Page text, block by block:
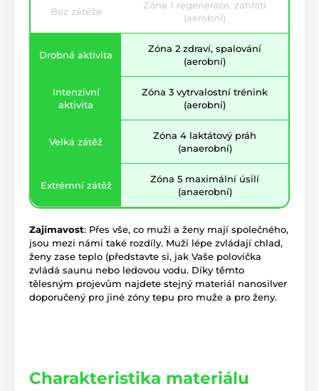
Bez zátěže
Zóna 1 regenerace, zahřátí
(aerobní)
Drobná aktivita
Zóna 2 zdraví, spalování
(aerobní)
Intenzivní
aktivita
Zóna 3 vytrvalostní trénink
(aerobní)
Velká zátěž
Zóna 4 laktátový práh
(anaerobní)
Extrémní zátěž
Zóna 5 maximální úsilí
(anaerobní)
Zajímavost: Přes vše, co muži a ženy mají společného,
jsou mezi námi také rozdíly. Muži lépe zvládají chlad,
ženy zase teplo (představte si, jak Vaše polovička
zvládá saunu nebo ledovou vodu. Díky těmto
tělesným projevům najdete stejný materiál nanosilver
doporučený pro jiné zóny tepu pro muže a pro ženy.
Charakteristika materiálu